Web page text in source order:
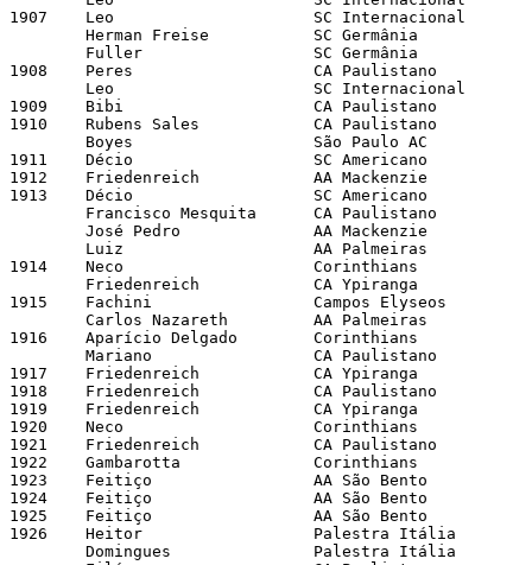
1907 	Leo 			SC Internacional	 6 	LPFB
1908 	Peres 			CA Paulistano 		 7 	LPFB
1909 	Bibi 			CA Paulistano 		 9 	LPFB
1910 	Rubens Sales 		CA Paulistano 		10 	LPFB
1911 	Décio 			SC Americano 		 9 	LPFB
1912 	Friedenreich 		AA Mackenzie 		16 	LPFB
1913 	Décio 			SC Americano 		 7 	LPFB
1914 	Neco 			Corinthians 		12 	LPFB
1915 	Fachini 		Campos Elyseos 		17 	LPFB
1916 	Aparício Delgado 	Corinthians 		 7 	LPFB
1917 	Friedenreich 		CA Ypiranga 	 	 8 	APEA
1918 	Friedenreich 		CA Paulistano 		23 	APEA
1919 	Friedenreich 		CA Ypiranga 		26	APEA
1920 	Neco 			Corinthians 		24 	APEA
1921 	Friedenreich 		CA Paulistano 		33 	APEA
1922 	Gambarotta 		Corinthians 		19 	APEA
1923 	Feitiço 		AA São Bento 		18 	APEA
1924 	Feitiço 		AA São Bento 		14 	APEA
1925 	Feitiço 		AA São Bento 		10 	APEA
1926 	Heitor 			Palestra Itália 	13 	APEA